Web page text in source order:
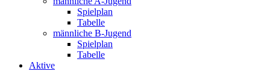
Spielplan
Tabelle
männliche B-Jugend
Spielplan
Tabelle
Aktive